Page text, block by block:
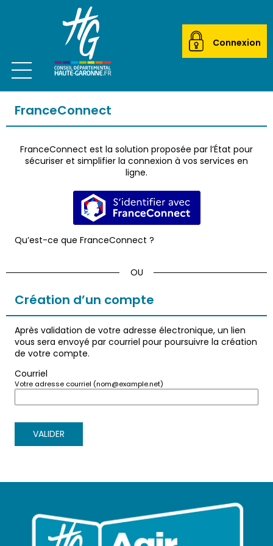
Connexion
Ouvrir le menu
ACTEUR LOCAL
MAIRIES
ETABLISSEMENTS SCOLAIRES
TRANSPORTEURS
ÉCOLES DE MUSIQUE
FranceConnect
FranceConnect est la solution proposée par l’État pour
sécuriser et simplifier la connexion à vos services en
ligne.
S’identifier avec FranceConnect
Qu’est-ce que FranceConnect ?
Création d’un compte
Après validation de votre adresse électronique, un lien
vous sera envoyé par courriel pour poursuivre la création
de votre compte.
Courriel
Votre adresse courriel (nom@example.net)
VALIDER